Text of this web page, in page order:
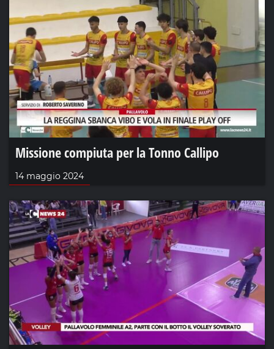
Missione compiuta per la Tonno Callipo
14 maggio 2024